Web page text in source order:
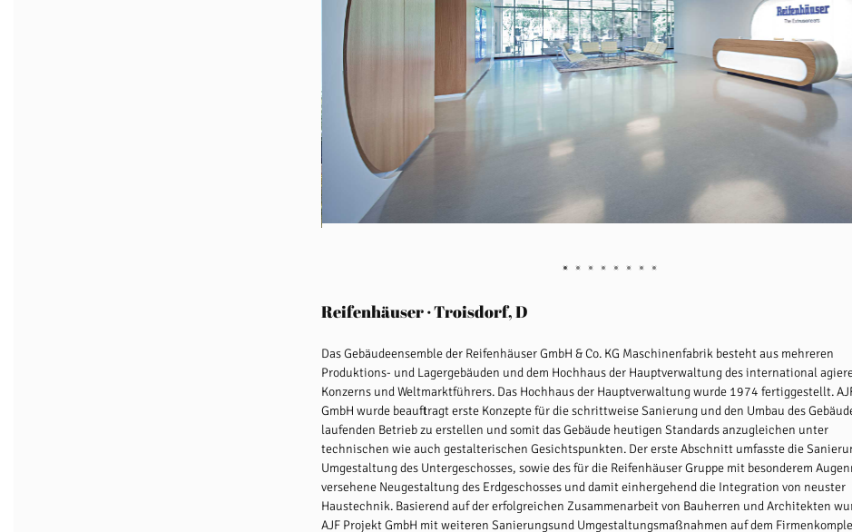
Reifenhäuser · Troisdorf, D
Das Gebäudeensemble der Reifenhäuser GmbH & Co. KG Maschinenfabrik besteht aus mehreren
Produktions- und Lagergebäuden und dem Hochhaus der Hauptverwaltung des international
Konzerns und Weltmarktführers. Das Hochhaus der Hauptverwaltung wurde 1974 fertiggestellt.
GmbH wurde beauftragt erste Konzepte für die schrittweise Sanierung und den Umbau des
laufenden Betrieb zu erstellen und somit das Gebäude heutigen Standards anzugleichen unter
technischen wie auch gestalterischen Gesichtspunkten. Der erste Abschnitt umfasste die
Umgestaltung des Untergeschosses, sowie des für die Reifenhäuser Gruppe mit besonderem
versehene Neugestaltung des Erdgeschosses und damit einhergehend die Integration von neuster
Haustechnik. Basierend auf der erfolgreichen Zusammenarbeit von Bauherren und Architekten
AJF Projekt GmbH mit weiteren Sanierungsund Umgestaltungsmaßnahmen auf dem